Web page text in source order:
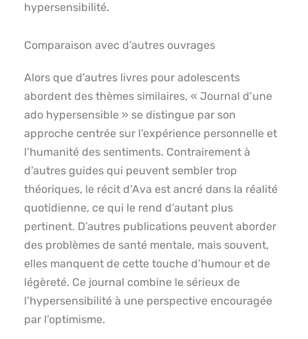
hypersensibilité.
Comparaison avec d’autres ouvrages
Alors que d’autres livres pour adolescents
abordent des thèmes similaires, « Journal d’une
ado hypersensible » se distingue par son
approche centrée sur l’expérience personnelle et
l’humanité des sentiments. Contrairement à
d’autres guides qui peuvent sembler trop
théoriques, le récit d’Ava est ancré dans la réalité
quotidienne, ce qui le rend d’autant plus
pertinent. D’autres publications peuvent aborder
des problèmes de santé mentale, mais souvent,
elles manquent de cette touche d’humour et de
légèreté. Ce journal combine le sérieux de
l’hypersensibilité à une perspective encouragée
par l’optimisme.